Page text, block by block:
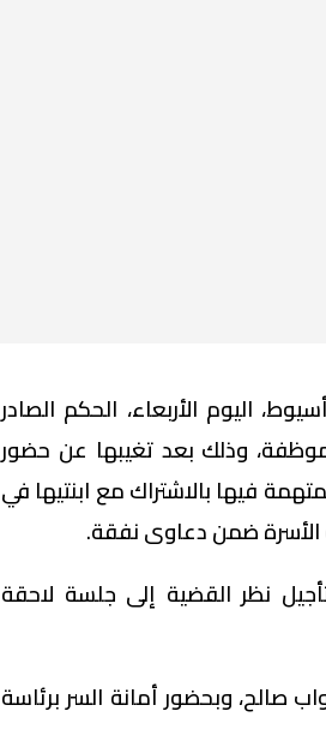
اليوم الأربعاء، الحكم الصادر
غيابيًا بحق موظفة، وذلك بعد تغيبها عن حضور
فيها بالاشتراك مع ابنتيها في
الأسرة ضمن دعاوى نفقة.
نظر القضية إلى جلسة لاحقة
صالح، وبحضور أمانة السر برئاسة